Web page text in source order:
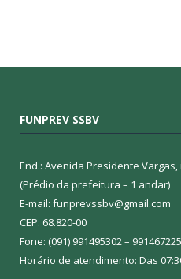
FUNPREV SSBV
End.: Avenida Presidente
(Prédio da prefeitura – 1 andar)
E-mail: funprevssbv@gmail.com
CEP: 68.820-00
Fone: (091) 991495302 – 991467225
Horário de atendimento: Das